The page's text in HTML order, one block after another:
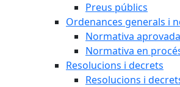
Preus públics
Ordenances generals i
Normativa aprovada
Normativa en
Resolucions i decrets
Resolucions i